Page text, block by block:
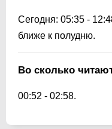
Сегодня: 05:35 -
ближе к полудню.
Во сколько
00:52 - 02:58.